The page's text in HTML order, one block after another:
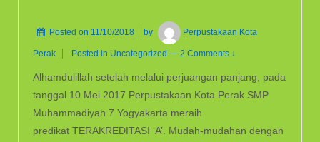
Posted on 11/10/2018 by Perpustakaan Kota
Perak Posted in Uncategorized — 2 Comments ↓
Alhamdulillah setelah melalui perjuangan panjang, pada
tanggal 10 Mei 2017 Perpustakaan Kota Perak SMP
Muhammadiyah 7 Yogyakarta meraih
predikat TERAKREDITASI ‘A’. Mudah-mudahan dengan